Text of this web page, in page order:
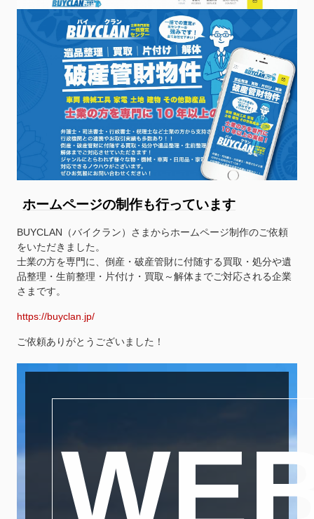
ホームページの制作も行っています
BUYCLAN（バイクラン）さまからホームページ制作のご依頼
をいただきました。
士業の方を専門に、倒産・破産管財に付随する買取・処分や遺
品整理・生前整理・片付け・買取～解体までご対応される企業
さまです。
https://buyclan.jp/
ご依頼ありがとうございました！